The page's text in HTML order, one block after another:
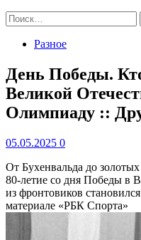
Найти:
Разное
День Победы.
Великой
Олимпиаду ::
05.05.2025 0
От Бухенвальда до
80-летие со дня Победы в
из фронтовиков
материале «РБК Спорта»